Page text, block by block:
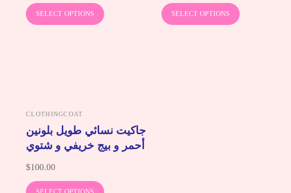
SELECT OPTIONS SELECT OPTIONS
CLOTHINGCOAT
جاكيت نسائي طويل بلونين
أحمر و بيج خريفي و شتوي
$100.00